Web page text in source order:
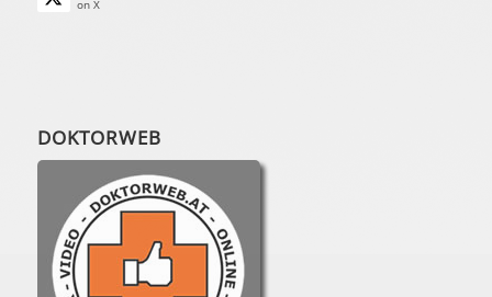
on X
DOKTORWEB